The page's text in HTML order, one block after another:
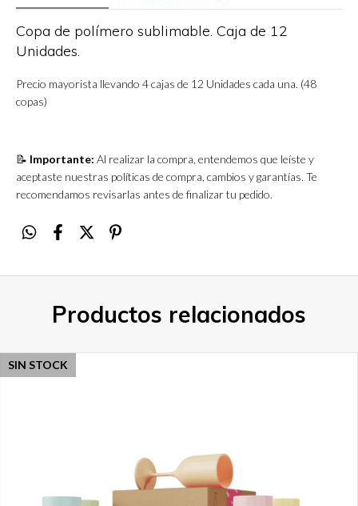
Copa de polímero sublimable. Caja de 12
Unidades.
Precio mayorista llevando 4 cajas de 12 Unidades cada una. (48
copas)
📝 Importante: Al realizar la compra, entendemos que leíste y
aceptaste nuestras políticas de compra, cambios y garantías. Te
recomendamos revisarlas antes de finalizar tu pedido.
Productos relacionados
SIN STOCK